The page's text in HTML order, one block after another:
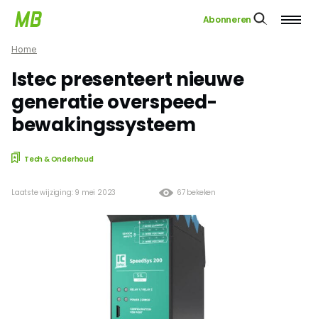
Abonneren
Home
Istec presenteert nieuwe
generatie overspeed-
bewakingssysteem
Tech & Onderhoud
67 bekeken
Laatste wijziging: 9 mei 2023